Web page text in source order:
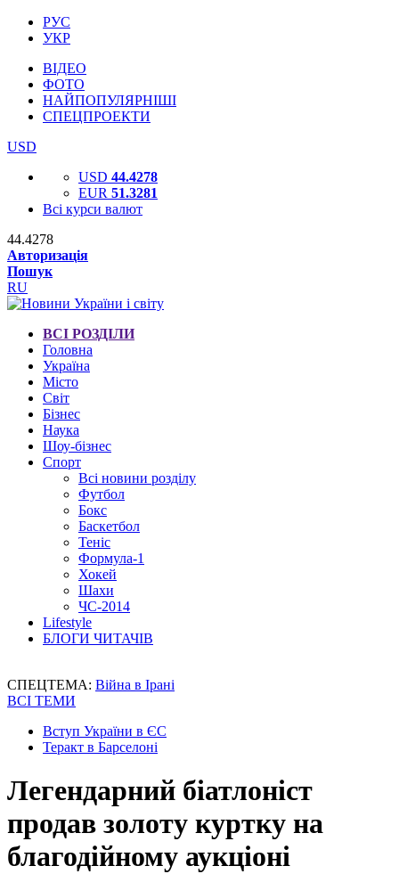
РУС
УКР
ВІДЕО
ФОТО
НАЙПОПУЛЯРНІШІ
СПЕЦПРОЕКТИ
USD
USD 44.4278
EUR 51.3281
Всі курси валют
44.4278
Авторизація
Пошук
RU
ВСІ РОЗДІЛИ
Головна
Україна
Місто
Світ
Бізнес
Наука
Шоу-бізнес
Спорт
Всі новини розділу
Футбол
Бокс
Баскетбол
Теніс
Формула-1
Хокей
Шахи
ЧС-2014
Lifestyle
БЛОГИ ЧИТАЧІВ
СПЕЦТЕМА: Війна в Ірані
ВСІ ТЕМИ
Вступ України в ЄС
Теракт в Барселоні
Легендарний біатлоніст
продав золоту куртку на
благодійному аукціоні